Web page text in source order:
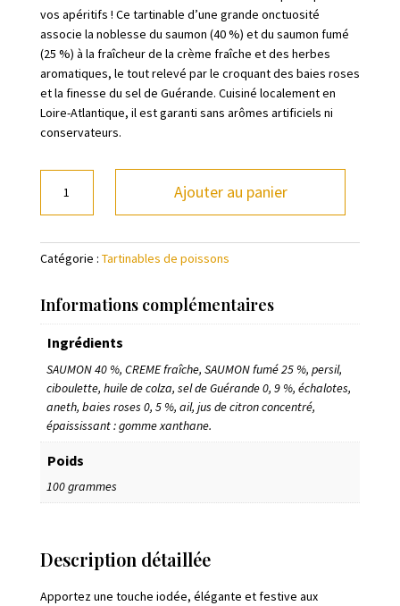
vos apéritifs ! Ce tartinable d’une grande onctuosité
associe la noblesse du saumon (40 %) et du saumon fumé
(25 %) à la fraîcheur de la crème fraîche et des herbes
aromatiques, le tout relevé par le croquant des baies roses
et la finesse du sel de Guérande. Cuisiné localement en
Loire-Atlantique, il est garanti sans arômes artificiels ni
conservateurs.
Tartinable
de
poissons
fumé
au
Poivre
rose
Sel
de
Guérande
Ajouter au panier
Catégorie : Tartinables de poissons
Informations complémentaires
Ingrédients
SAUMON 40 %, CREME fraîche, SAUMON fumé 25 %, persil,
ciboulette, huile de colza, sel de Guérande 0, 9 %, échalotes,
aneth, baies roses 0, 5 %, ail, jus de citron concentré,
épaississant : gomme xanthane.
Poids
100 grammes
Description détaillée
Apportez une touche iodée, élégante et festive aux